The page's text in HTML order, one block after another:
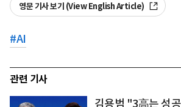
영문 기사 보기 (View English Article)
#AI
관련 기사
김용범 "3高는 성